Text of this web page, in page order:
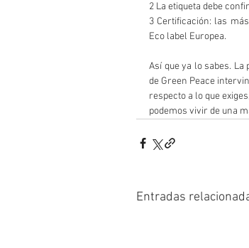
2 La etiqueta debe
3 Certificación: las
Eco label Europea.
Así que ya lo sabes.
de Green Peace
respecto a lo que
podemos vivir de una
Entradas